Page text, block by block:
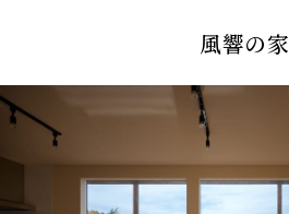
風響の家